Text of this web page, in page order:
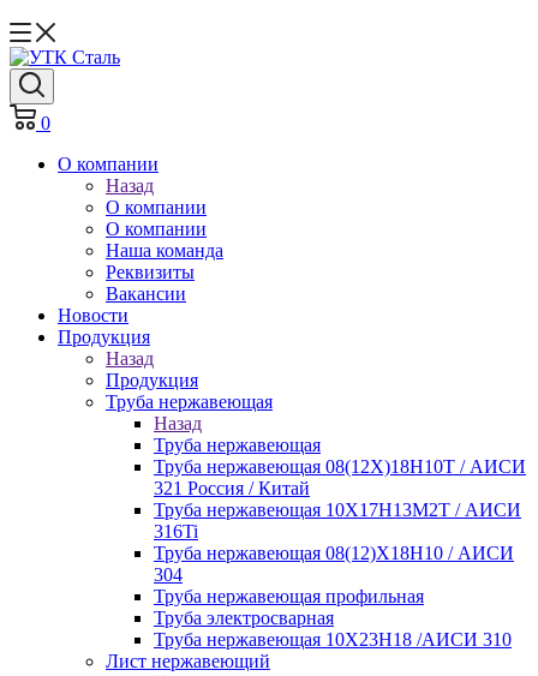
0
О компании
Назад
О компании
О компании
Наша команда
Реквизиты
Вакансии
Новости
Продукция
Назад
Продукция
Труба нержавеющая
Назад
Труба нержавеющая
Труба нержавеющая 08(12Х)18Н10Т / АИСИ
321 Россия / Китай
Труба нержавеющая 10Х17Н13М2Т / АИСИ
316Ti
Труба нержавеющая 08(12)Х18Н10 / АИСИ
304
Труба нержавеющая профильная
Труба электросварная
Труба нержавеющая 10Х23Н18 /АИСИ 310
Лист нержавеющий